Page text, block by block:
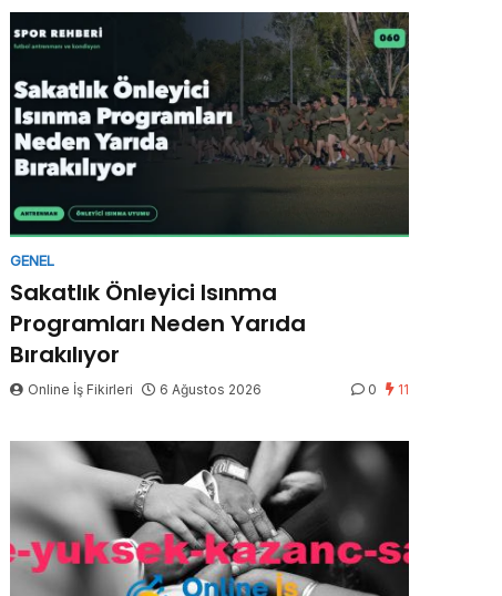
GENEL
Sakatlık Önleyici Isınma
Programları Neden Yarıda
Bırakılıyor
Online İş Fikirleri 6 Ağustos 2026 0 11